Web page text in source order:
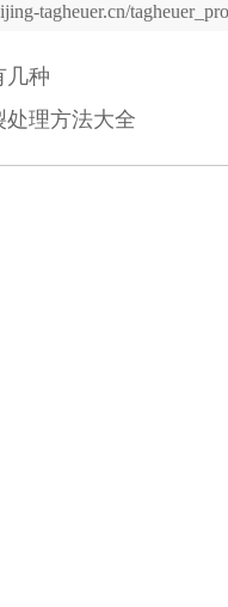
tagheuer.cn/
几种
理方法大全